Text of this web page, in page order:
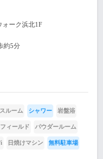
ォーク浜北1F
約5分
ルーム シャワー 岩盤浴
ィールド パウダールーム
日焼けマシン 無料駐車場